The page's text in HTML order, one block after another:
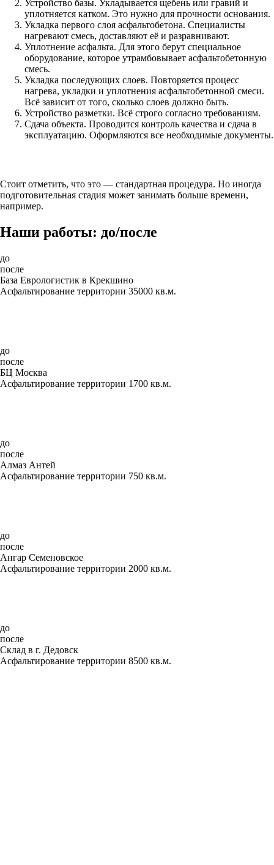
Устройство базы. Укладывается щебень или гравий и
уплотняется катком. Это нужно для прочности основания.
Укладка первого слоя асфальтобетона. Специалисты
нагревают смесь, доставляют её и разравнивают.
Уплотнение асфальта. Для этого берут специальное
оборудование, которое утрамбовывает асфальтобетонную
смесь.
Укладка последующих слоев. Повторяется процесс
нагрева, укладки и уплотнения асфальтобетонной смеси.
Всё зависит от того, сколько слоев должно быть.
Устройство разметки. Всё строго согласно требованиям.
Сдача объекта. Проводится контроль качества и сдача в
эксплуатацию. Оформляются все необходимые документы.
Стоит отметить, что это — стандартная процедура. Но иногда
подготовительная стадия может занимать больше времени,
например.
Наши работы: до/после
до
после
База Еврологистик в Крекшино
Асфальтирование территории 35000 кв.м.
до
после
БЦ Москва
Асфальтирование территории 1700 кв.м.
до
после
Алмаз Антей
Асфальтирование территории 750 кв.м.
до
после
Ангар Семеновское
Асфальтирование территории 2000 кв.м.
до
после
Склад в г. Дедовск
Асфальтирование территории 8500 кв.м.